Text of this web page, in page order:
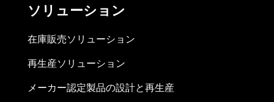
ソリューション
在庫販売ソリューション
再生産ソリューション
メーカー認定製品の設計と再生産